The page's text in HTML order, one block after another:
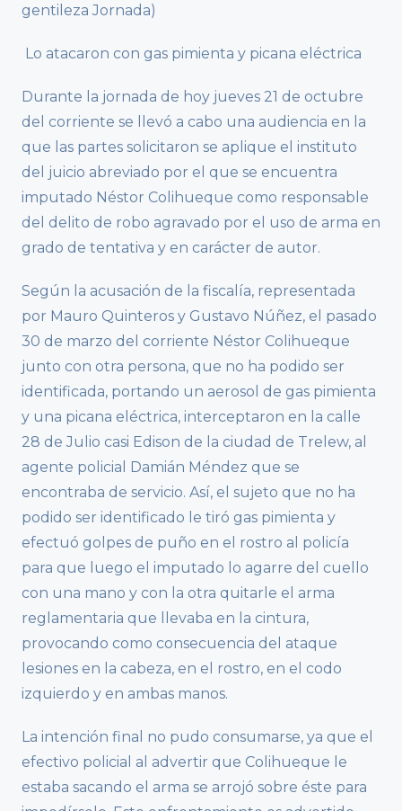
gentileza Jornada)
Lo atacaron con gas pimienta y picana eléctrica
Durante la jornada de hoy jueves 21 de octubre
del corriente se llevó a cabo una audiencia en la
que las partes solicitaron se aplique el instituto
del juicio abreviado por el que se encuentra
imputado Néstor Colihueque como responsable
del delito de robo agravado por el uso de arma en
grado de tentativa y en carácter de autor.
Según la acusación de la fiscalía, representada
por Mauro Quinteros y Gustavo Núñez, el pasado
30 de marzo del corriente Néstor Colihueque
junto con otra persona, que no ha podido ser
identificada, portando un aerosol de gas pimienta
y una picana eléctrica, interceptaron en la calle
28 de Julio casi Edison de la ciudad de Trelew, al
agente policial Damián Méndez que se
encontraba de servicio. Así, el sujeto que no ha
podido ser identificado le tiró gas pimienta y
efectuó golpes de puño en el rostro al policía
para que luego el imputado lo agarre del cuello
con una mano y con la otra quitarle el arma
reglamentaria que llevaba en la cintura,
provocando como consecuencia del ataque
lesiones en la cabeza, en el rostro, en el codo
izquierdo y en ambas manos.
La intención final no pudo consumarse, ya que el
efectivo policial al advertir que Colihueque le
estaba sacando el arma se arrojó sobre éste para